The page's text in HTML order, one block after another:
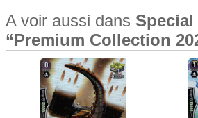
A voir aussi dans Special
“Premium Collection